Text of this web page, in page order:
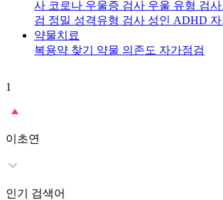
사 코로나 우울증 검사 우울 유형 검사
검 정밀 성격유형 검사 성인 ADHD 자
약물치료
복용약 찾기 약물 의존도 자가점검
1
이초연
인기 검색어